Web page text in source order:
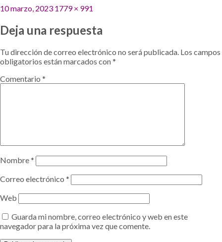
Publicado
10 marzo, 2023 Tamaño
1779 × 991
Deja una respuesta
Tu dirección de correo electrónico no será publicada. Los campos
obligatorios están marcados con*
Comentario *
Nombre*
Correo electrónico *
Web
Guarda mi nombre, correo electrónico y web en este
navegador para la próxima vez que comente.